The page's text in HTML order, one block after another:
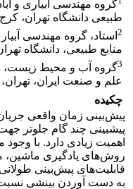
گروه مهندسی آبیاری و
طبیعی دانشگاه تهران،
2 استاد، گروه مهندسی
منابع طبیعی، دانشگاه
3گروه آب و محیط زیست،
علم و صنعت ایران، تهران،
چکیده
پیش‌بینی زمان واقعی
پیشبینی چند گام جلوتر
اهمیت زیادی دارد. با وجود
روش‌های یادگیری
قابلیت‌های پیش‌بینی
به دست آوردن بینشی